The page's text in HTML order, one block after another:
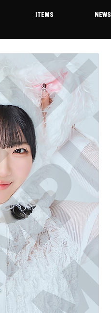
ITEMS NEWS